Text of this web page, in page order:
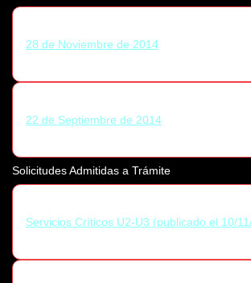
28 de Noviembre de 2014
22 de Septiembre de 2014
Solicitudes Admitidas a Trámite
Servicios Críticos U2-U3 (publicado el 10/